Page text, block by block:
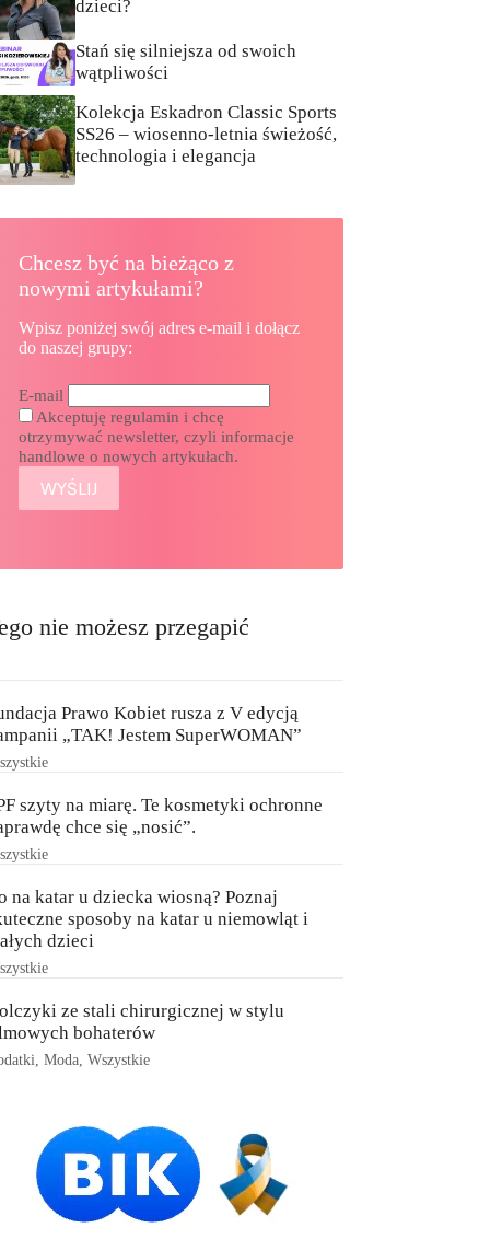
dzieci?
Stań się silniejsza od swoich
wątpliwości
Kolekcja Eskadron Classic Sports
SS26 – wiosenno-letnia świeżość,
technologia i elegancja
Chcesz być na bieżąco z
nowymi artykułami?
Wpisz poniżej swój adres e-mail i dołącz
do naszej grupy:
E-mail
Akceptuję regulamin i chcę
otrzymywać newsletter, czyli informacje
handlowe o nowych artykułach.
nie możesz przegapić
Prawo Kobiet rusza z V edycją
„TAK! Jestem SuperWOMAN”
szyty na miarę. Te kosmetyki ochronne
chce się „nosić”.
na katar u dziecka wiosną? Poznaj
sposoby na katar u niemowląt i
dzieci
ze stali chirurgicznej w stylu
bohaterów
,Moda,Wszystkie